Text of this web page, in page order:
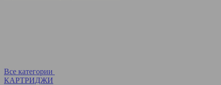
Все категории
КАРТРИДЖИ